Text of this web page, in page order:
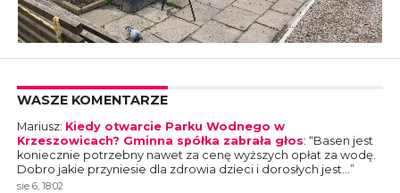
WASZE KOMENTARZE
Mariusz: Kiedy otwarcie Parku Wodnego w
Krzeszowicach? Gminna spółka zabrała głos: “Basen jest
koniecznie potrzebny nawet za cenę wyższych opłat za wodę.
Dobro jakie przyniesie dla zdrowia dzieci i dorosłych jest… ”
sie 6, 18:02